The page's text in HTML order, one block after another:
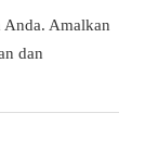
Amalkan
dan